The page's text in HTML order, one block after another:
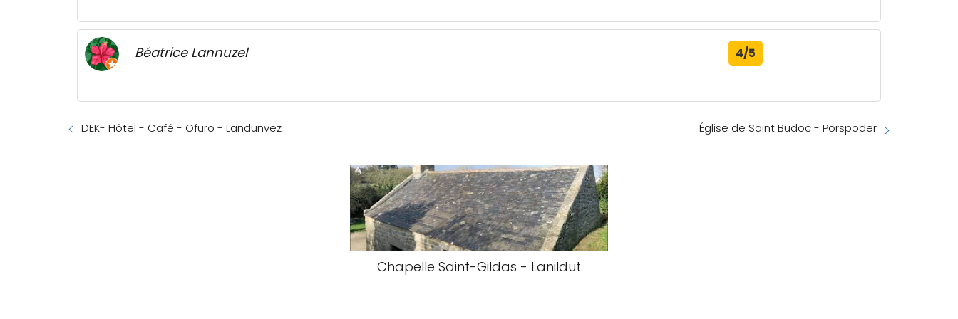
Béatrice Lannuzel 4/5
DEK- Hôtel - Café - Ofuro - Landunvez Église de Saint Budoc - Porspoder
Chapelle Saint-Gildas - Lanildut